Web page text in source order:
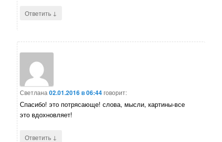
Ответить ↓
Светлана 02.01.2016 в 06:44говорит:
Спасибо! это потрясающе! слова, мысли, картины-все
это вдохновляет!
Ответить ↓